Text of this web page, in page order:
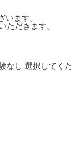
います。
ただきます。
なし 選択してく